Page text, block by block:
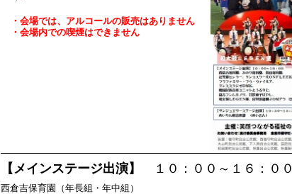
・会場では、アルコールの販売はありません
・会場内での喫煙はできません
【メインステージ出演】 １０：００～１６：００
西倉吉保育園（年長組・年中組）